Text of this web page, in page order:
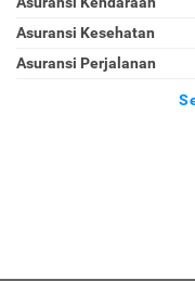
Asuransi Kesehatan
Asuransi Perjalanan